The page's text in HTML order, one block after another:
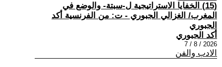
(15) الخفايا الاستراتيجية ل-سبتة- والوضع في
المغرب/ الغزالي الجبوري - ت: من الفرنسية أكد
الجبوري
أكد الجبوري
2026 / 8 / 7
الادب والفن